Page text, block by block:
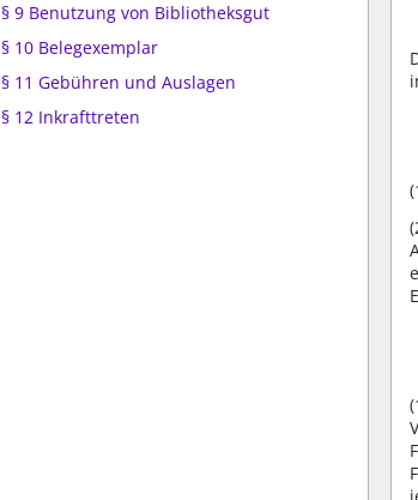
§ 9 Benutzung von Bibliotheksgut
§ 10 Belegexemplar
§ 11 Gebühren und Auslagen
§ 12 Inkrafttreten